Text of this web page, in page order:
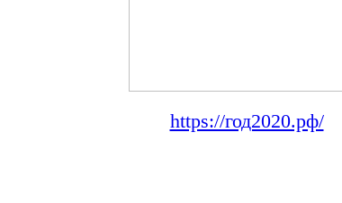
https://год2020.рф/